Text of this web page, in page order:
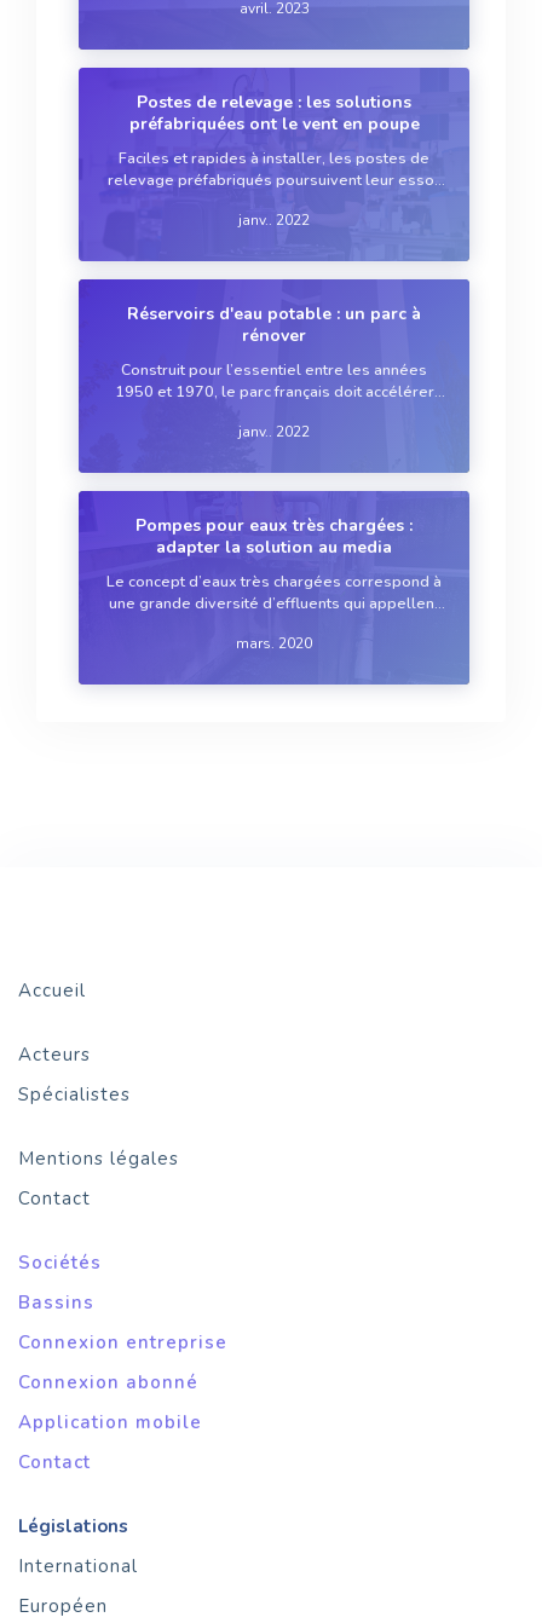
équipements à rude épreuve. Pour répondre à
produits et élargissent leurs g...
avril. 2023
Postes de relevage : les solutions
préfabriquées ont le vent en poupe
Faciles et rapides à installer, les postes de
relevage préfabriqués poursuivent leur essor
concepteurs de cuve complètent leur gamme
De plus en plus de fa...
janv.. 2022
Réservoirs d'eau potable : un parc à
rénover
Construit pour l’essentiel entre les années
1950 et 1970, le parc français doit accélérer
technologies se partagent ce marché et
évolution réglementaire.
janv.. 2022
Pompes pour eaux très chargées :
adapter la solution au media
Le concept d’eaux très chargées correspond à
une grande diversité d’effluents qui appellent
pompes centrifuges ou volumétriques ont
exploitants à faire f...
mars. 2020
Accueil
Acteurs
Spécialistes
Mentions légales
Contact
Sociétés
Bassins
Connexion entreprise
Connexion abonné
Application mobile
Contact
Législations
International
Européen